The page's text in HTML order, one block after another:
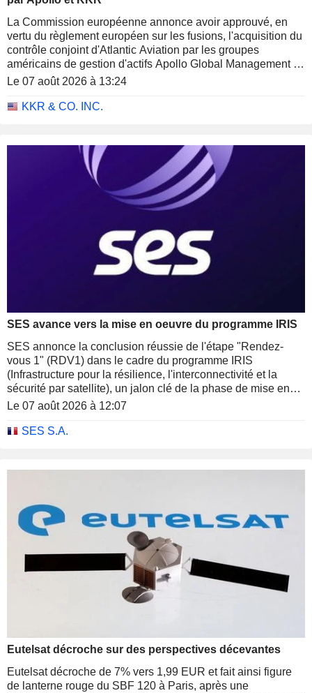
La Commission européenne annonce avoir approuvé, en
vertu du règlement européen sur les fusions, l'acquisition du
contrôle conjoint d'Atlantic Aviation par les groupes
américains de gestion d'actifs Apollo Global Management et
KKR (Kohlberg Kravis Roberts), au terme d'une procédure
Le 07 août 2026 à 13:24
KKR & CO. INC.
SES avance vers la mise en oeuvre du programme IRIS
SES annonce la conclusion réussie de l'étape "Rendez-
vous 1" (RDV1) dans le cadre du programme IRIS
(Infrastructure pour la résilience, l'interconnectivité et la
sécurité par satellite), un jalon clé de la phase de mise en
oeuvre de ce programme européen visant à fournir une
sécurisée".
Le 07 août 2026 à 12:07
SES S.A.
Eutelsat décroche sur des perspectives décevantes
Eutelsat décroche de 7% vers 1,99 EUR et fait ainsi figure
de lanterne rouge du SBF 120 à Paris, après une